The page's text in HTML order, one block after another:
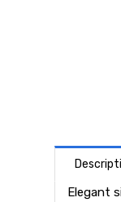
Elegant